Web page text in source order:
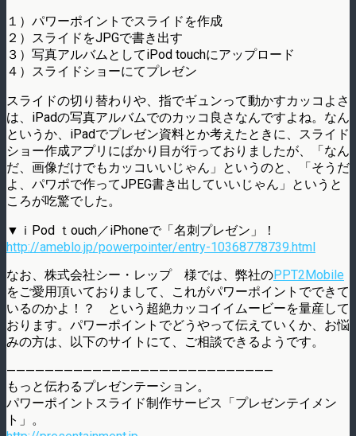
１）パワーポイントでスライドを作成
２）スライドをJPGで書き出す
３）写真アルバムとしてiPod touchにアップロード
４）スライドショーにてプレゼン
スライドの切り替わりや、指でギュンって動かすカッコよさ
は、iPadの写真アルバムでのカッコ良さなんですよね。なん
というか、iPadでプレゼン資料とか考えたときに、スライド
ショー作成アプリにばかり目が行っておりましたが、「なん
だ、画像だけでもカッコいいじゃん」というのと、「そうだ
よ、パワポで作ってJPEG書き出していいじゃん」というと
ころが吃驚でした。
▼ｉPod ｔouch／iPhoneで「名刺プレゼン」！
http://ameblo.jp/powerpointer/entry-10368778739.html
なお、株式会社シー・レップ 様では、弊社のPPT2Mobile
をご愛用頂いておりまして、これがパワーポイントでできて
いるのかよ！？ という超絶カッコイイムービーを量産して
おります。パワーポイントでどうやって伝えていくか、お悩
みの方は、以下のサイトにて、ご相談できるようです。
————————————————————————————
もっと伝わるプレゼンテーション。
パワーポイントスライド制作サービス「プレゼンテイメン
ト」。